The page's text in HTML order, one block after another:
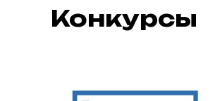
Конкурсы